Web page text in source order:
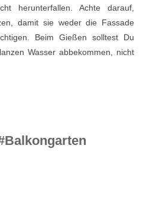
herunterfallen. Achte darauf,
damit sie weder die Fassade
Beim Gießen solltest Du
Wasser abbekommen, nicht